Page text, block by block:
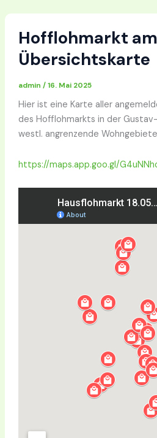
Hofflohmarkt
Übersichtskarte
admin /16. Mai 2025
Hier ist eine Karte aller
des Hofflohmarkts in der
westl. angrenzende
https://maps.app.goo.gl/